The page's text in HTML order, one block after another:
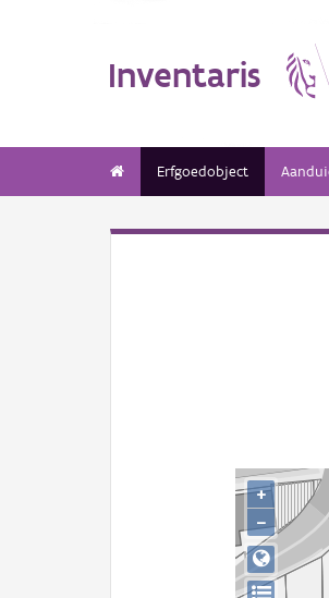
Inventaris
Erfgoedobject
+
−